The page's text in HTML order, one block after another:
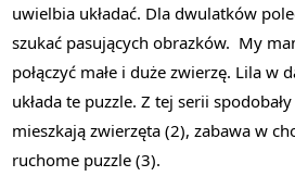
uwielbia układać. Dla dwulatków
szukać pasujących obrazków. My
połączyć małe i duże zwierzę. Lila w
układa te puzzle. Z tej serii
mieszkają zwierzęta (2), zabawa w
ruchome puzzle (3).